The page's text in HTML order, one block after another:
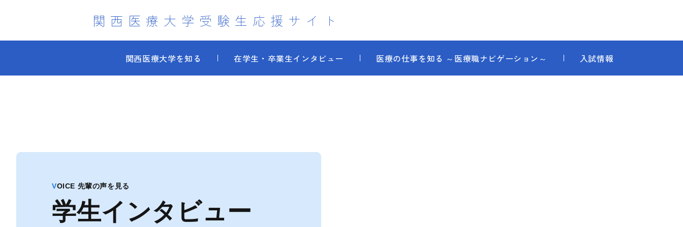
関西医療大学受験生応援サイト
関西医療大学を知る 在学生・卒業生インタビュー 医療の仕事を知る ～医療職ナビゲーション～ 入試情報
VOICE 先輩の声を見る
学生インタビュー